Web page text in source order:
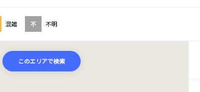
混雑 不 不明
このエリアで検索